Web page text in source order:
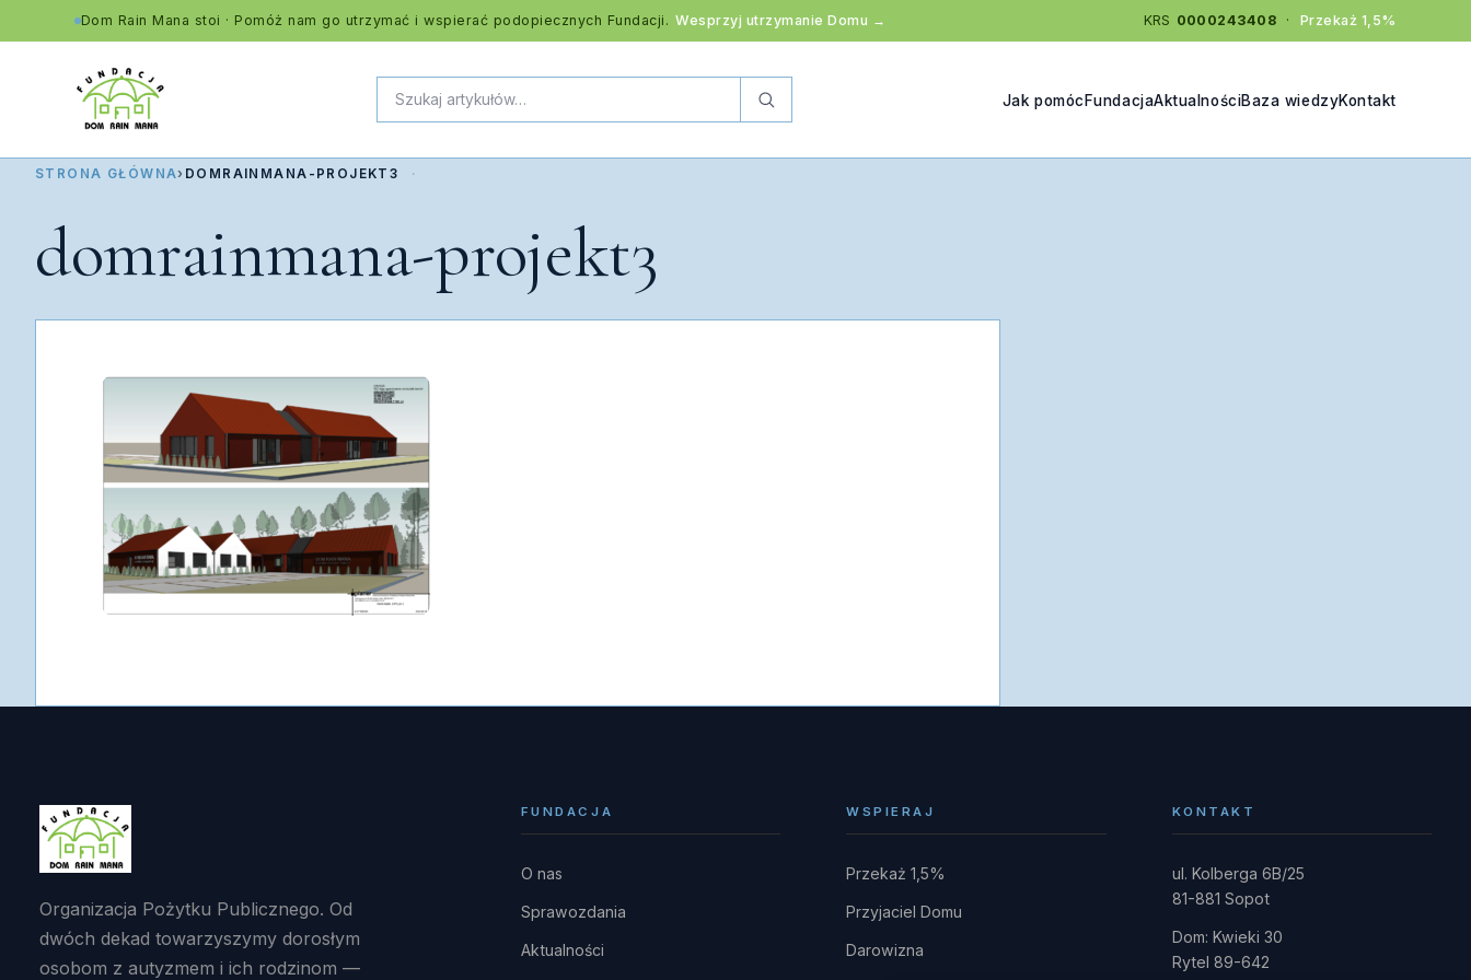
Dom Rain Mana stoi · Pomóż nam go utrzymać i wspierać podopiecznych Fundacji. Wesprzyj utrzymanie Domu → KRS 0000243408 · Przekaż 1,5%
Jak pomóc FundacjaAktualnościBaza wiedzyKontakt
STRONA GŁÓWNA› DOMRAINMANA-PROJEKT3
domrainmana-projekt3
Organizacja Pożytku Publicznego. Od
dwóch dekad towarzyszymy dorosłym
osobom z autyzmem i ich rodzinom —
FUNDACJA
O nas
Sprawozdania
Aktualności
WSPIERAJ
Przekaż 1,5%
Przyjaciel Domu
Darowizna
KONTAKT
ul. Kolberga 6B/25
81-881 Sopot
Dom: Kwieki 30
Rytel 89-642